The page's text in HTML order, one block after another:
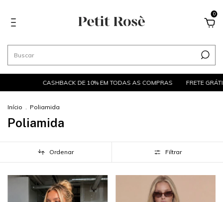
0
DE 10% EM TODAS AS COMPRAS FRETE GRÁTIS NAS COMPRAS
Início . Poliamida
Poliamida
Ordenar Filtrar